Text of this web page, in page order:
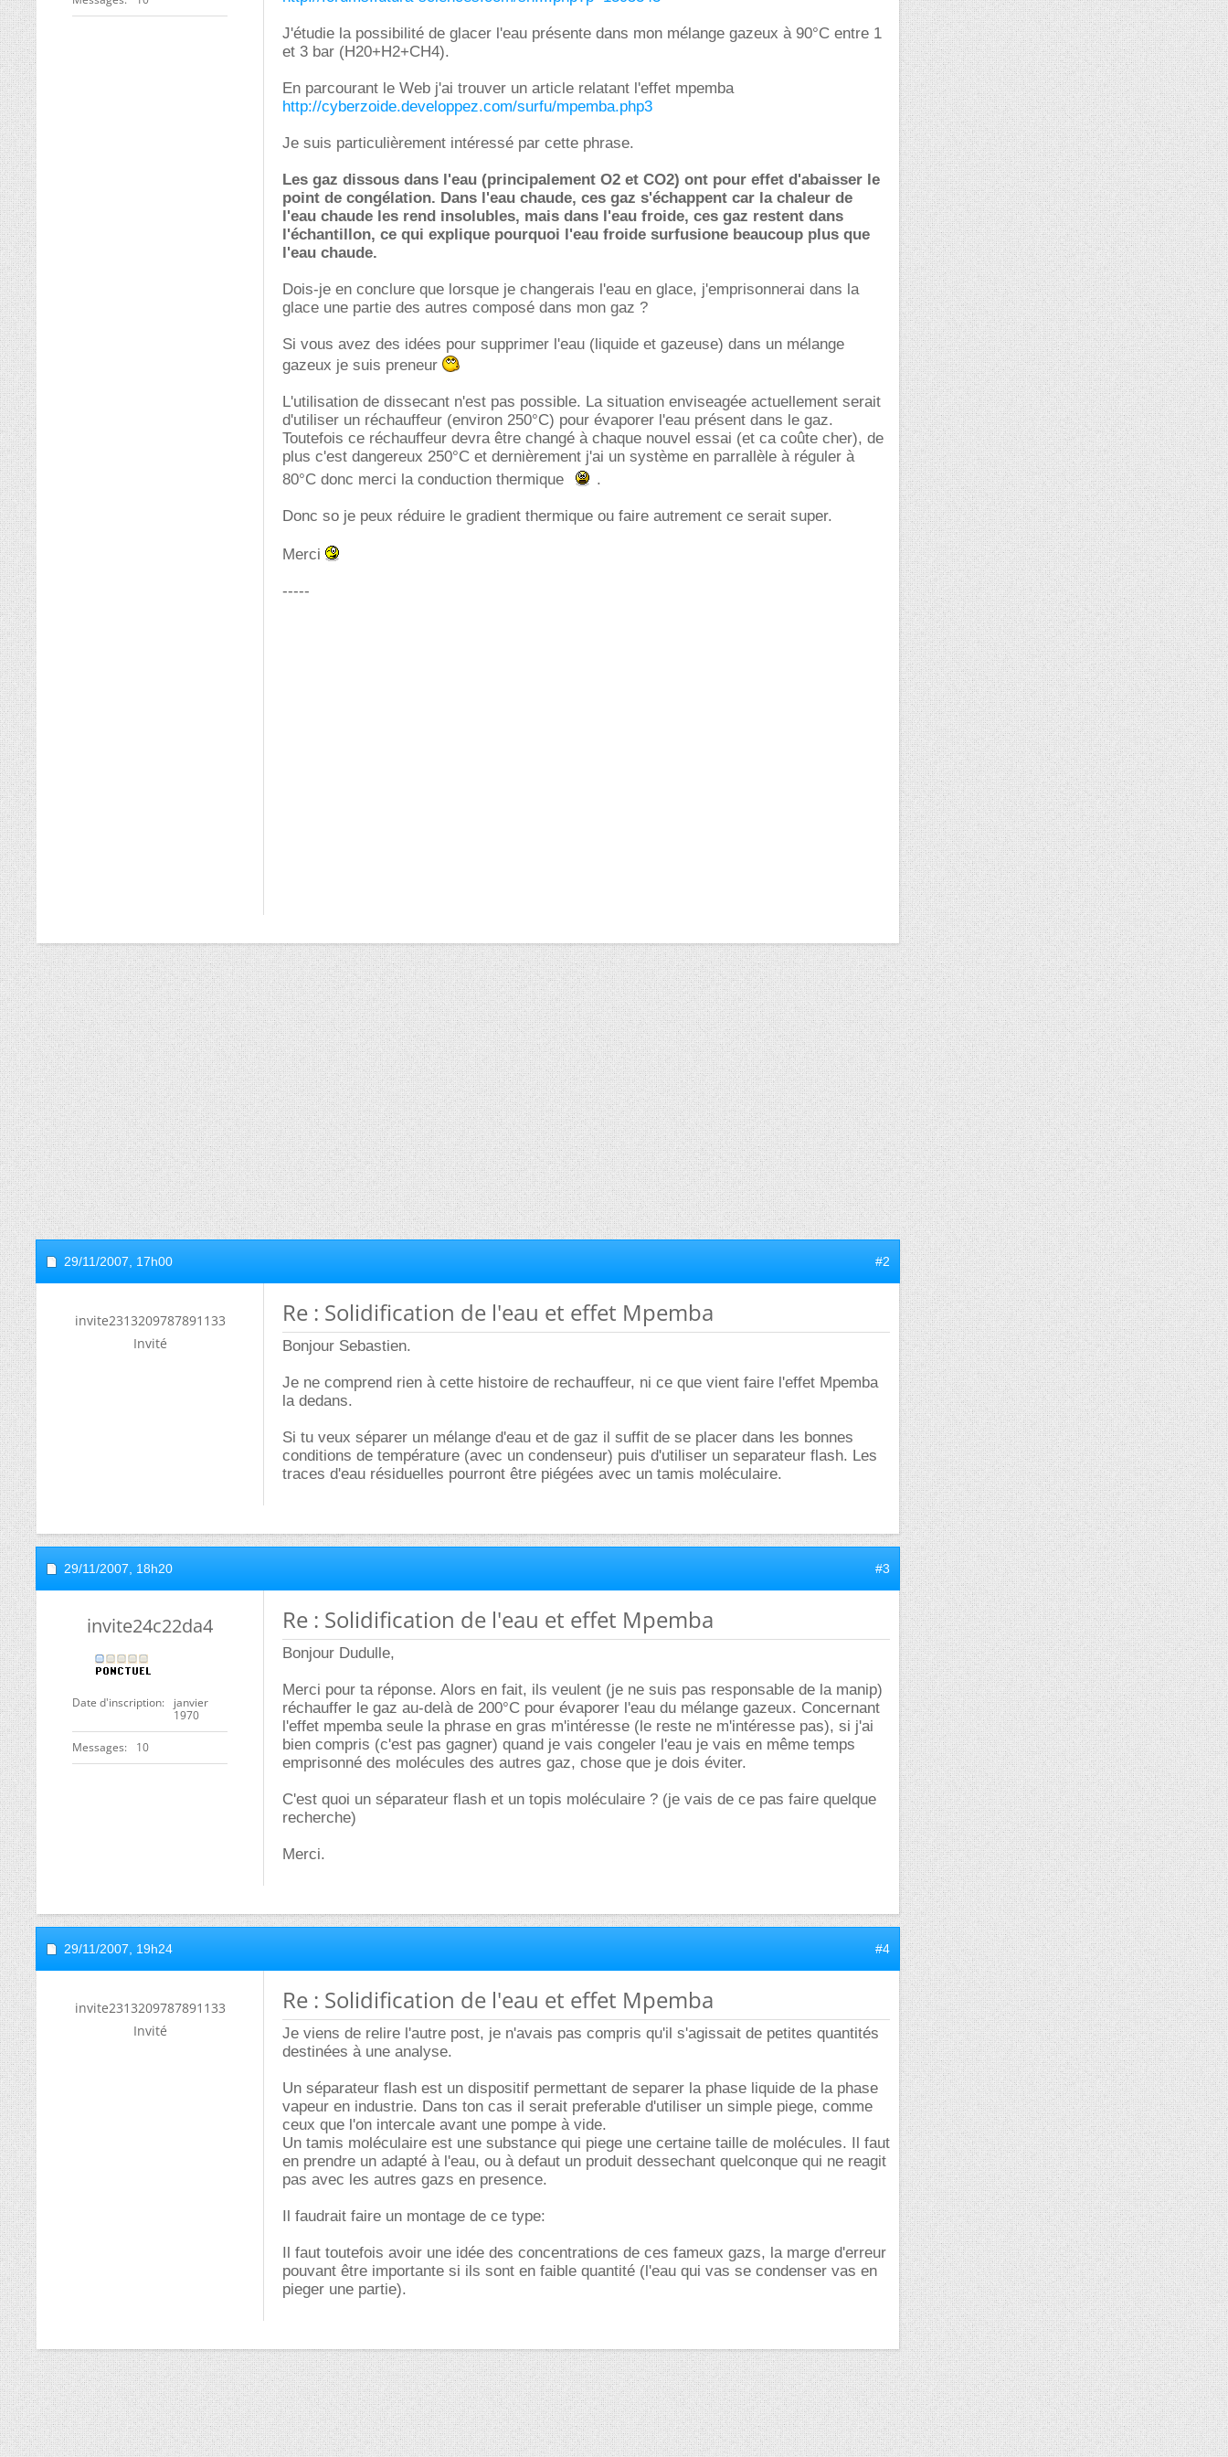
J'étudie la possibilité de glacer l'eau présente dans mon mélange gazeux à 90°C entre 1
et 3 bar (H20+H2+CH4).
En parcourant le Web j'ai trouver un article relatant l'effet mpemba
http://cyberzoide.developpez.com/surfu/mpemba.php3
Je suis particulièrement intéressé par cette phrase.
Les gaz dissous dans l'eau (principalement O2 et CO2) ont pour effet d'abaisser le
point de congélation. Dans l'eau chaude, ces gaz s'échappent car la chaleur de
l'eau chaude les rend insolubles, mais dans l'eau froide, ces gaz restent dans
l'échantillon, ce qui explique pourquoi l'eau froide surfusione beaucoup plus que
l'eau chaude.
Dois-je en conclure que lorsque je changerais l'eau en glace, j'emprisonnerai dans la
glace une partie des autres composé dans mon gaz ?
Si vous avez des idées pour supprimer l'eau (liquide et gazeuse) dans un mélange
gazeux je suis preneur
L'utilisation de dissecant n'est pas possible. La situation enviseagée actuellement serait
d'utiliser un réchauffeur (environ 250°C) pour évaporer l'eau présent dans le gaz.
Toutefois ce réchauffeur devra être changé à chaque nouvel essai (et ca coûte cher), de
plus c'est dangereux 250°C et dernièrement j'ai un système en parrallèle à réguler à
80°C donc merci la conduction thermique
.
Donc so je peux réduire le gradient thermique ou faire autrement ce serait super.
Merci
-----
29/11/2007, 17h00 #2
invite2313209787891133
Invité
Re : Solidification de l'eau et effet Mpemba
Bonjour Sebastien.
Je ne comprend rien à cette histoire de rechauffeur, ni ce que vient faire l'effet Mpemba
la dedans.
Si tu veux séparer un mélange d'eau et de gaz il suffit de se placer dans les bonnes
conditions de température (avec un condenseur) puis d'utiliser un separateur flash. Les
traces d'eau résiduelles pourront être piégées avec un tamis moléculaire.
29/11/2007, 18h20 #3
invite24c22da4
Date d'inscription
janvier
1970
Messages 10
Re : Solidification de l'eau et effet Mpemba
Bonjour Dudulle,
Merci pour ta réponse. Alors en fait, ils veulent (je ne suis pas responsable de la manip)
réchauffer le gaz au-delà de 200°C pour évaporer l'eau du mélange gazeux. Concernant
l'effet mpemba seule la phrase en gras m'intéresse (le reste ne m'intéresse pas), si j'ai
bien compris (c'est pas gagner) quand je vais congeler l'eau je vais en même temps
emprisonné des molécules des autres gaz, chose que je dois éviter.
C'est quoi un séparateur flash et un topis moléculaire ? (je vais de ce pas faire quelque
recherche)
Merci.
29/11/2007, 19h24 #4
invite2313209787891133
Invité
Re : Solidification de l'eau et effet Mpemba
Je viens de relire l'autre post, je n'avais pas compris qu'il s'agissait de petites quantités
destinées à une analyse.
Un séparateur flash est un dispositif permettant de separer la phase liquide de la phase
vapeur en industrie. Dans ton cas il serait preferable d'utiliser un simple piege, comme
ceux que l'on intercale avant une pompe à vide.
Un tamis moléculaire est une substance qui piege une certaine taille de molécules. Il faut
en prendre un adapté à l'eau, ou à defaut un produit dessechant quelconque qui ne reagit
pas avec les autres gazs en presence.
Il faudrait faire un montage de ce type:
Il faut toutefois avoir une idée des concentrations de ces fameux gazs, la marge d'erreur
pouvant être importante si ils sont en faible quantité (l'eau qui vas se condenser vas en
pieger une partie).